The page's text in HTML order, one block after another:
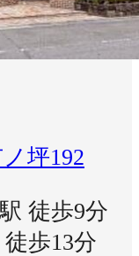
坪192
徒歩9分
歩13分